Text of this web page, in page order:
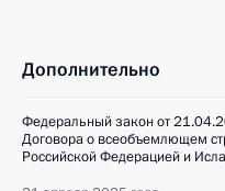
Дополнительно
Федеральный закон от
Договора о всеобъемлющем
Российской Федерацией и